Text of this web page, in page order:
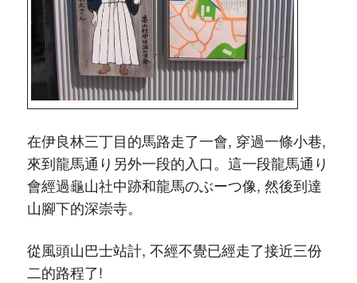
在伊良林三丁目的馬路走了一會, 穿過一條小巷,
來到龍馬通り另外一段的入口。這一段龍馬通り
會經過龜山社中跡和龍馬のぶーつ像, 然後到達
山腳下的深崇寺。
從風頭山巴士站計, 不經不覺已經走了接近三份
二的路程了!